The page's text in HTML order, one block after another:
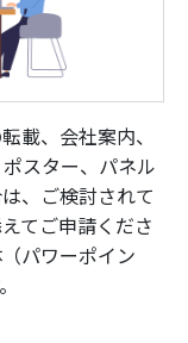
載、会社案内、
スター、パネル
、ご検討されて
てご申請くださ
パワーポイン